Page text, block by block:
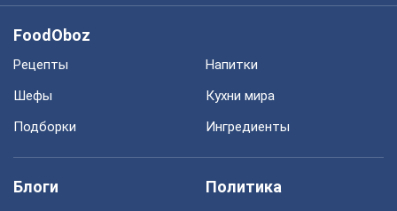
FoodOboz
Рецепты
Напитки
Шефы
Кухни мира
Подборки
Ингредиенты
Блоги Политика